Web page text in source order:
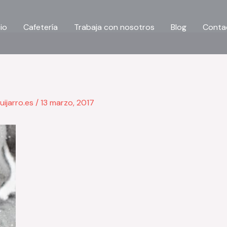
Cafetería Trabaja con nosotros Blog
/13 marzo, 2017